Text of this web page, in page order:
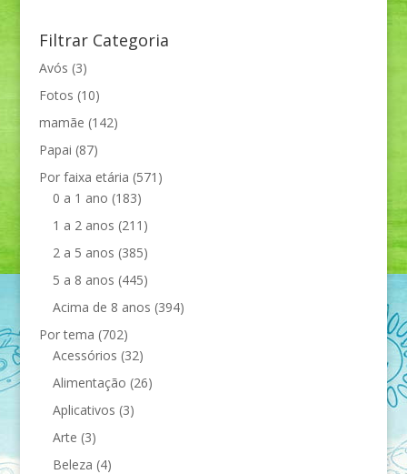
Filtrar Categoria
Avós (3)
Fotos (10)
mamãe (142)
Papai (87)
Por faixa etária (571)
0 a 1 ano (183)
1 a 2 anos (211)
2 a 5 anos (385)
5 a 8 anos (445)
Acima de 8 anos (394)
Por tema (702)
Acessórios (32)
Alimentação (26)
Aplicativos (3)
Arte (3)
Beleza (4)